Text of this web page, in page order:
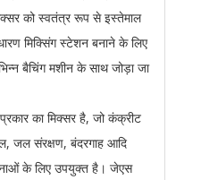
को स्वतंत्र रूप से इस्तेमाल
मिक्सिंग स्टेशन बनाने के लिए
बैचिंग मशीन के साथ जोड़ा जा
का मिक्सर है, जो कंक्रीट
जल संरक्षण, बंदरगाह आदि
के लिए उपयुक्त है। जेएस